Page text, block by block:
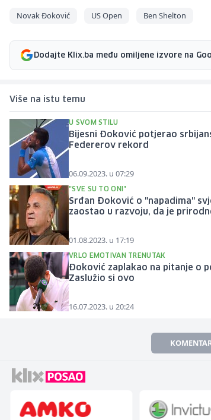
Novak Đoković US Open Ben Shelton
Dodajte Klix.ba među omiljene izvore na
Više na istu temu
U SVOM STILU
Bijesni Đoković potjerao
Federerov rekord
06.09.2023. u 07:29
"SVE SU TO ONI"
Srđan Đoković o "napadima"
zaostao u razvoju, da je
01.08.2023. u 17:19
VRLO EMOTIVAN TRENUTAK
Đoković zaplakao na pitanje o
Zaslužio si ovo
16.07.2023. u 20:24